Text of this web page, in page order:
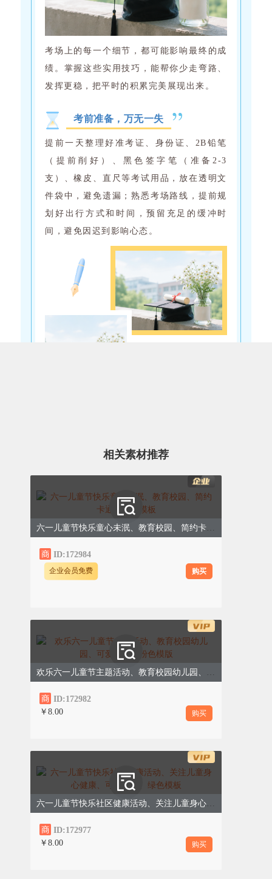
考场上的每一个细节，都可能影响最终的成
绩。掌握这些实用技巧，能帮你少走弯路、
发挥更稳，把平时的积累完美展现出来。
考前准备，万无一失
提前一天整理好准考证、身份证、2B铅笔
（提前削好）、黑色签字笔（准备2-3
支）、橡皮、直尺等考试用品，放在透明文
件袋中，避免遗漏；熟悉考场路线，提前规
划好出行方式和时间，预留充足的缓冲时
间，避免因迟到影响心态。
答题技巧，先易后难
拿到试卷后，先快速浏览全卷，了解题型和
分值，制定答题顺序；答题时遵循“先易后
难”的原则，遇到不会的题目，不要死磕，
做好标记，先完成会做的题目，确保基础分
间，避免在某一道题上花费过多时间，导致
后面的题目没时间完成；预留10-15分钟的
检查时间，重点检查选择题答案是否填涂正
错误。
相关素材推荐
六一儿童节快乐童心未泯、教育校园、简约卡通、绿色模板
ID:172984
企业会员免费 购买
欢乐六一儿童节主题活动、教育校园幼儿园、可爱手绘、粉色模版
ID:172982
￥8.00
购买
六一儿童节快乐社区健康活动、关注儿童身心健康、可爱卡通、绿色模板
ID:172977
￥8.00
购买